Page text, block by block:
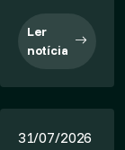
Ler
notícia
31/07/2026